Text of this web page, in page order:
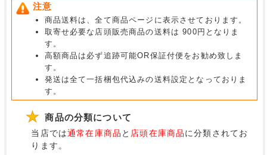
注意
商品送料は、全て商品ページに表示させております。
取寄せ必要な店頭販売商品の送料は 900円となりま
す。
高額商品は必ず追跡可能OR保証付便をお勧め致しま
す。
発送は全て一括梱包代込みの送料設定となっておりま
す。
商品の分類について
当店では通常在庫商品 と 店頭在庫商品に分類されてお
ります。